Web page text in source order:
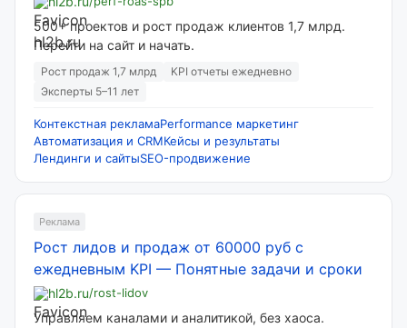
500+ проектов и рост продаж клиентов 1,7 млрд.
Перейти на сайт и начать.
Рост продаж 1,7 млрд
KPI отчеты ежедневно
Эксперты 5–11 лет
Контекстная рекламаPerformance маркетинг
Автоматизация и CRMКейсы и результаты
Лендинги и сайтыSEO-продвижение
Реклама
Рост лидов и продаж от 60000 руб с
ежедневным KPI — Понятные задачи и сроки
hl2b.ru/rost-lidov
Управляем каналами и аналитикой, без хаоса.